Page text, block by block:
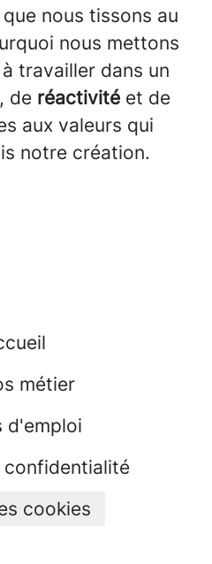
nous tissons au
nous mettons
travailler dans un
, de réactivité et de
aux valeurs qui
notre création.
métier
d'emploi
confidentialité
cookies